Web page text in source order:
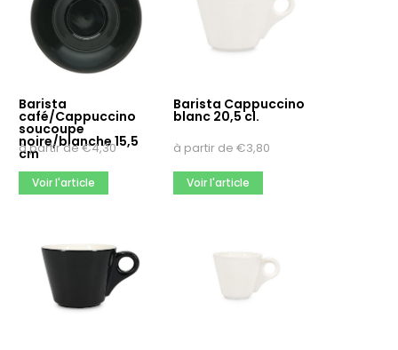
Barista
café/Cappuccino
soucoupe
noire/blanche 15,5
cm
à partir de€4,30
Voir l'article
Barista Cappuccino
blanc 20,5 cl.
à partir de€3,80
Voir l'article